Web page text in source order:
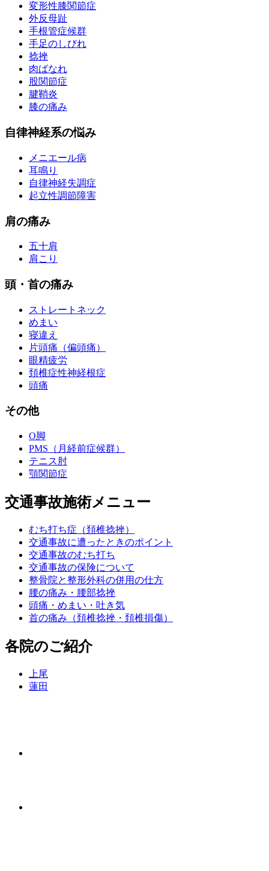
変形性膝関節症
外反母趾
手根管症候群
手足のしびれ
捻挫
肉ばなれ
股関節症
腱鞘炎
膝の痛み
自律神経系の悩み
メニエール病
耳鳴り
自律神経失調症
起立性調節障害
肩の痛み
五十肩
肩こり
頭・首の痛み
ストレートネック
めまい
寝違え
片頭痛（偏頭痛）
眼精疲労
頚椎症性神経根症
頭痛
その他
O脚
PMS（月経前症候群）
テニス肘
顎関節症
交通事故施術メニュー
むち打ち症（頚椎捻挫）
交通事故に遭ったときのポイント
交通事故のむち打ち
交通事故の保険について
整骨院と整形外科の併用の仕方
腰の痛み・腰部捻挫
頭痛・めまい・吐き気
首の痛み（頚椎捻挫・頚椎損傷）
各院のご紹介
上尾
蓮田